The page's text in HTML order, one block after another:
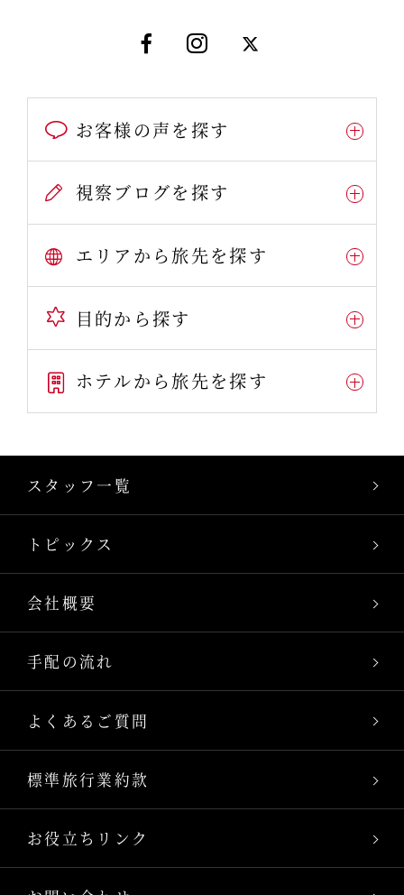
お客様の声を探す
視察ブログを探す
エリアから旅先を探す
目的から探す
ホテルから旅先を探す
スタッフ一覧
トピックス
会社概要
手配の流れ
よくあるご質問
標準旅行業約款
お役立ちリンク